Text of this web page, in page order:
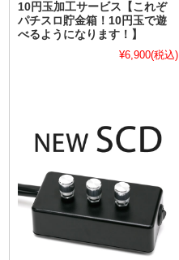
10円玉加工サービス【これぞ
パチスロ貯金箱！10円玉で遊
べるようになります！】
¥6,900(税込)